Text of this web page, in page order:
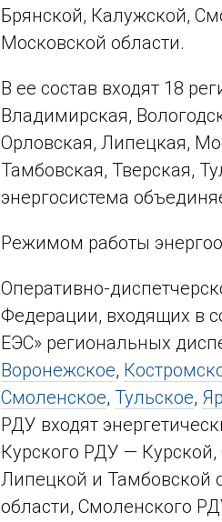
Брянской, Калужской,
Московской области.
В ее состав входят 18
Владимирская,
Орловская, Липецкая,
Тамбовская, Тверская,
энергосистема
Режимом работы
Оперативно-
Федерации, входящих в
ЕЭС» региональных
Воронежское,
Смоленское, Тульское,
РДУ входят
Курского РДУ —
Липецкой и Тамбовской
области, Смоленского